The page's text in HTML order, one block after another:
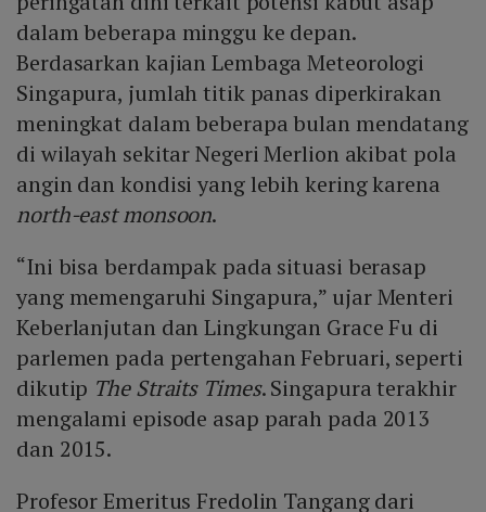
terutama bila aktivitas pembakaran lahan tidak
dikendalikan. Akibatnya, Indonesia berisiko kembali
menjadi kontributor utama kabut asap regional.
dalam beberapa minggu ke depan.
Berdasarkan kajian Lembaga Meteorologi
Singapura, jumlah titik panas diperkirakan
meningkat dalam beberapa bulan mendatang
di wilayah sekitar Negeri Merlion akibat pola
angin dan kondisi yang lebih kering karena
north-east monsoon.
“Ini bisa berdampak pada situasi berasap
yang memengaruhi Singapura,” ujar Menteri
Keberlanjutan dan Lingkungan Grace Fu di
parlemen pada pertengahan Februari, seperti
dikutip The Straits Times. Singapura terakhir
mengalami episode asap parah pada 2013
dan 2015.
Profesor Emeritus Fredolin Tangang dari